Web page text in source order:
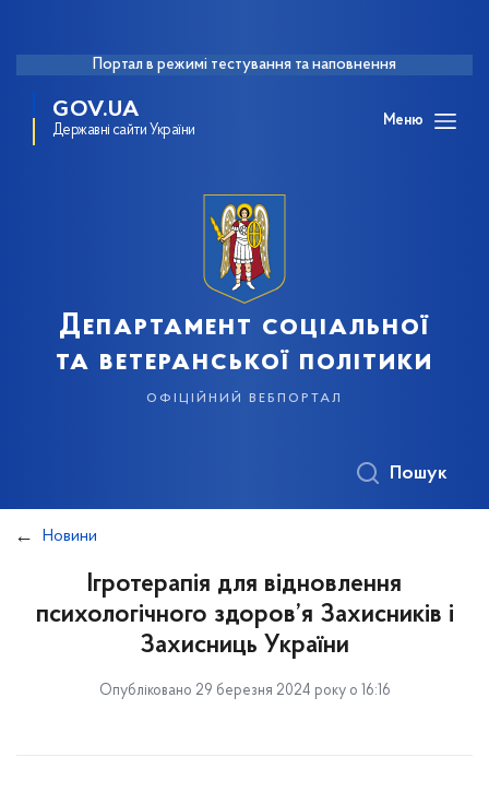
Портал в режимі тестування та наповнення
GOV.UA
Державні сайти України
Меню
Департамент соціальної
та ветеранської політики
офіційний вебпортал
Пошук
Новини
Ігротерапія для відновлення
психологічного здоров’я Захисників і
Захисниць України
Опубліковано 29 березня 2024 року о 16:16